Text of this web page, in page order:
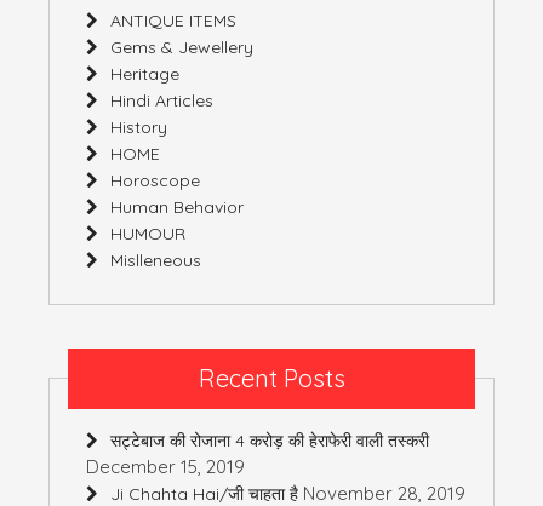
ANTIQUE ITEMS
Gems & Jewellery
Heritage
Hindi Articles
History
HOME
Horoscope
Human Behavior
HUMOUR
Mislleneous
Recent Posts
सट्टेबाज की रोजाना 4 करोड़ की हेराफेरी वाली तस्करी
December 15, 2019
Ji Chahta Hai/जी चाहता है November 28, 2019